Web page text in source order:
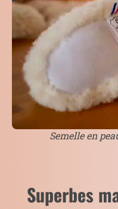
Semelle en
Superbes